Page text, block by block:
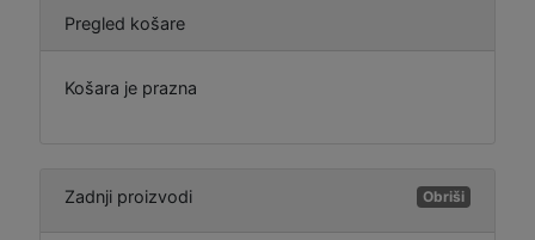
Pregled košare
Košara je prazna
Zadnji proizvodi Obriši